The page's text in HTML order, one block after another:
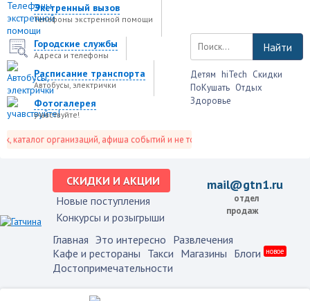
Экстренный вызов
Телефоны экстренной помощи
Городские службы
Адреса и телефоны
Расписание транспорта
Автобусы, электрички
Фотогалерея
учавствуйте!
организаций, афиша событий и не только это.
Найти
Детям hiTech Скидки
ПоКушать Отдых
Здоровье
СКИДКИ И АКЦИИ
Новые поступления
Конкурсы и розыгрыши
mail@gtn1.ru
отдел
продаж
Главная Это интересно Развлечения
Кафе и рестораны Такси Магазины Блоги новое
Достопримечательности